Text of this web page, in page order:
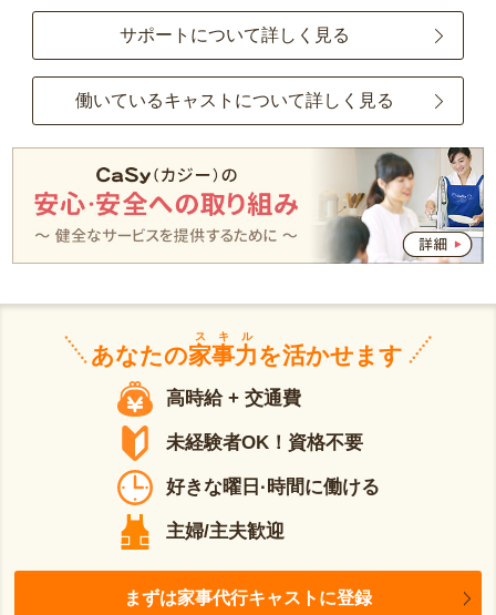
サポートについて詳しく見る
働いているキャストについて詳しく見る
あなたの家事力
スキル
を活かせます
高時給 + 交通費
未経験者OK！資格不要
好きな曜日·時間に働ける
主婦/主夫歓迎
まずは家事代行キャストに登録